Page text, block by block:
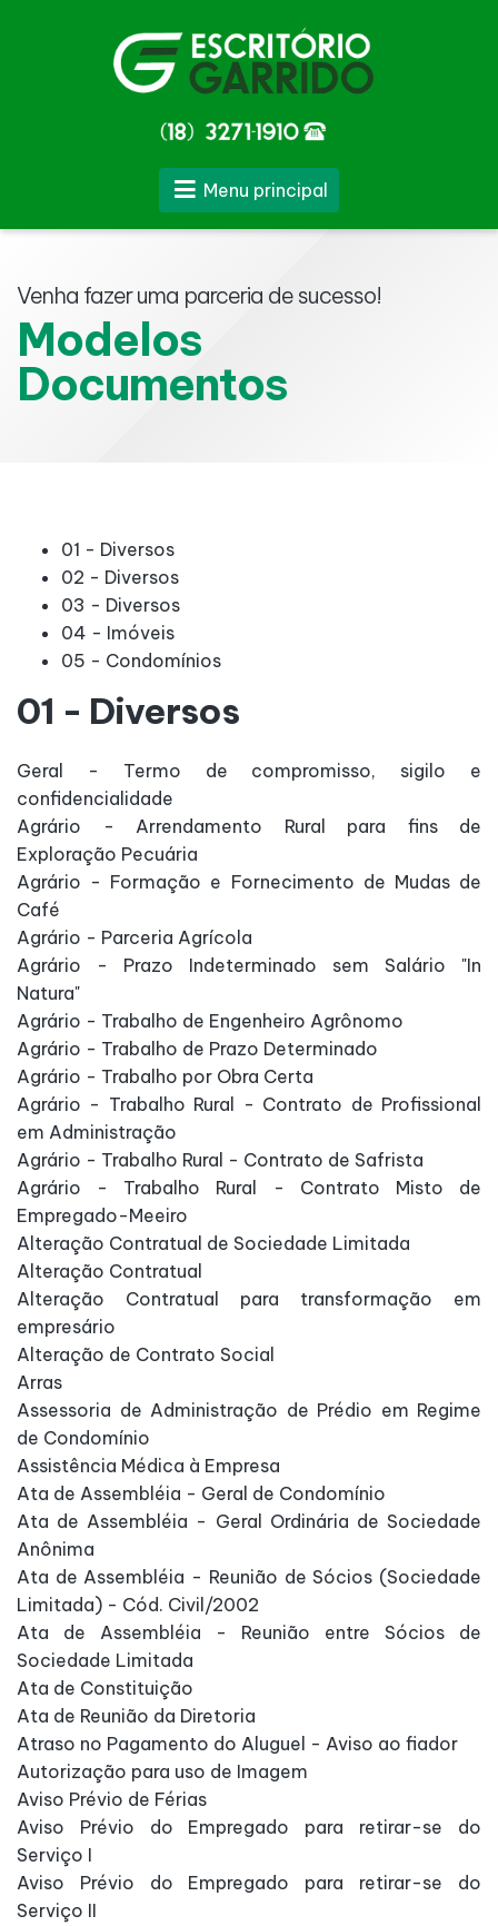
Menu principal
Venha fazer uma parceria de sucesso!
Modelos
Documentos
01 - Diversos
02 - Diversos
03 - Diversos
04 - Imóveis
05 - Condomínios
01 - Diversos
Geral - Termo de compromisso, sigilo e
confidencialidade
Agrário - Arrendamento Rural para fins de
Exploração Pecuária
Agrário - Formação e Fornecimento de Mudas de
Café
Agrário - Parceria Agrícola
Agrário - Prazo Indeterminado sem Salário "In
Natura"
Agrário - Trabalho de Engenheiro Agrônomo
Agrário - Trabalho de Prazo Determinado
Agrário - Trabalho por Obra Certa
Agrário - Trabalho Rural - Contrato de Profissional
em Administração
Agrário - Trabalho Rural - Contrato de Safrista
Agrário - Trabalho Rural - Contrato Misto de
Empregado-Meeiro
Alteração Contratual de Sociedade Limitada
Alteração Contratual
Alteração Contratual para transformação em
empresário
Alteração de Contrato Social
Arras
Assessoria de Administração de Prédio em Regime
de Condomínio
Assistência Médica à Empresa
Ata de Assembléia - Geral de Condomínio
Ata de Assembléia - Geral Ordinária de Sociedade
Anônima
Ata de Assembléia - Reunião de Sócios (Sociedade
Limitada) - Cód. Civil/2002
Ata de Assembléia - Reunião entre Sócios de
Sociedade Limitada
Ata de Constituição
Ata de Reunião da Diretoria
Atraso no Pagamento do Aluguel - Aviso ao fiador
Autorização para uso de Imagem
Aviso Prévio de Férias
Aviso Prévio do Empregado para retirar-se do
Serviço I
Aviso Prévio do Empregado para retirar-se do
Serviço II